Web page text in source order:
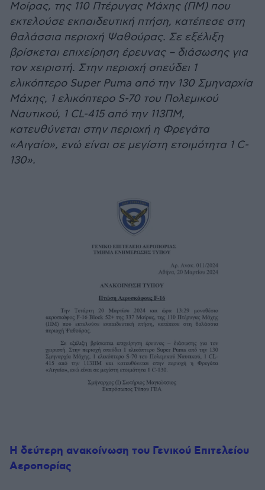
Μοίρας, της 110 Πτέρυγας Μάχης (ΠΜ) που
εκτελούσε εκπαιδευτική πτήση, κατέπεσε στη
θαλάσσια περιοχή Ψαθούρας. Σε εξέλιξη
βρίσκεται επιχείρηση έρευνας – διάσωσης για
τον χειριστή. Στην περιοχή σπεύδει 1
ελικόπτερο Super Puma από την 130 Σμηναρχία
Μάχης, 1 ελικόπτερο S-70 του Πολεμικού
Ναυτικού, 1 CL-415 από την 113ΠΜ,
κατευθύνεται στην περιοχή η Φρεγάτα
«Αιγαίο», ενώ είναι σε μεγίστη ετοιμότητα 1 C-
130».
Η δεύτερη ανακοίνωση του Γενικού Επιτελείου
Αεροπορίας